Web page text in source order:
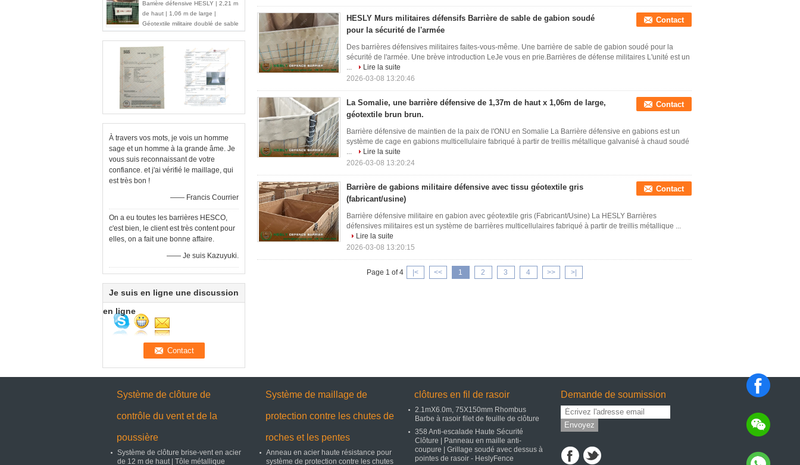
Barrière défensive HESLY | 2,21 m
de haut | 1,06 m de large |
Géotextile militaire doublé de sable
- Usine chinoise
À travers vos mots, je vois un homme
sage et un homme à la grande âme. Je
vous suis reconnaissant de votre
confiance. et j'ai vérifié le maillage, qui
est très bon !
—— Francis Courrier
On a eu toutes les barrières HESCO,
c'est bien, le client est très content pour
elles, on a fait une bonne affaire.
—— Je suis Kazuyuki.
Je suis en ligne une discussion
en ligne
HESLY Murs militaires défensifs Barrière de sable de gabion soudé
pour la sécurité de l'armée
Contact
Des barrières défensives militaires faites-vous-même. Une barrière de sable de gabion soudé pour la
sécurité de l'armée. Une brève introduction LeJe vous en prie.Barrières de défense militaires L'unité est un
...
Lire la suite
2026-03-08 13:20:46
La Somalie, une barrière défensive de 1,37m de haut x 1,06m de large,
géotextile brun brun.
Contact
Barrière défensive de maintien de la paix de l'ONU en Somalie La Barrière défensive en gabions est un
système de cage en gabions multicellulaire fabriqué à partir de treillis métallique galvanisé à chaud soudé
...
Lire la suite
2026-03-08 13:20:24
Barrière de gabions militaire défensive avec tissu géotextile gris
(fabricant/usine)
Contact
Barrière défensive militaire en gabion avec géotextile gris (Fabricant/Usine) La HESLY Barrières
défensives militaires est un système de barrières multicellulaires fabriqué à partir de treillis métallique ...
Lire la suite
2026-03-08 13:20:15
Page 1 of 4 |< << 1 2 3 4 >> >|
Système de clôture de
contrôle du vent et de la
poussière
Système de clôture brise-vent en acier
de 12 m de haut | Tôle métallique
Système de maillage de
protection contre les chutes de
roches et les pentes
Anneau en acier haute résistance pour
système de protection contre les chutes
clôtures en fil de rasoir
2.1mX6.0m, 75X150mm Rhombus
Barbe à rasoir filet de feuille de clôture
358 Anti-escalade Haute Sécurité
Clôture | Panneau en maille anti-
coupure | Grillage soudé avec dessus à
pointes de rasoir - HeslyFence
Demande de soumission
Envoyez